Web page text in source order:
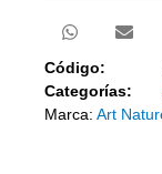
Código:
Categorías:
Marca: Art